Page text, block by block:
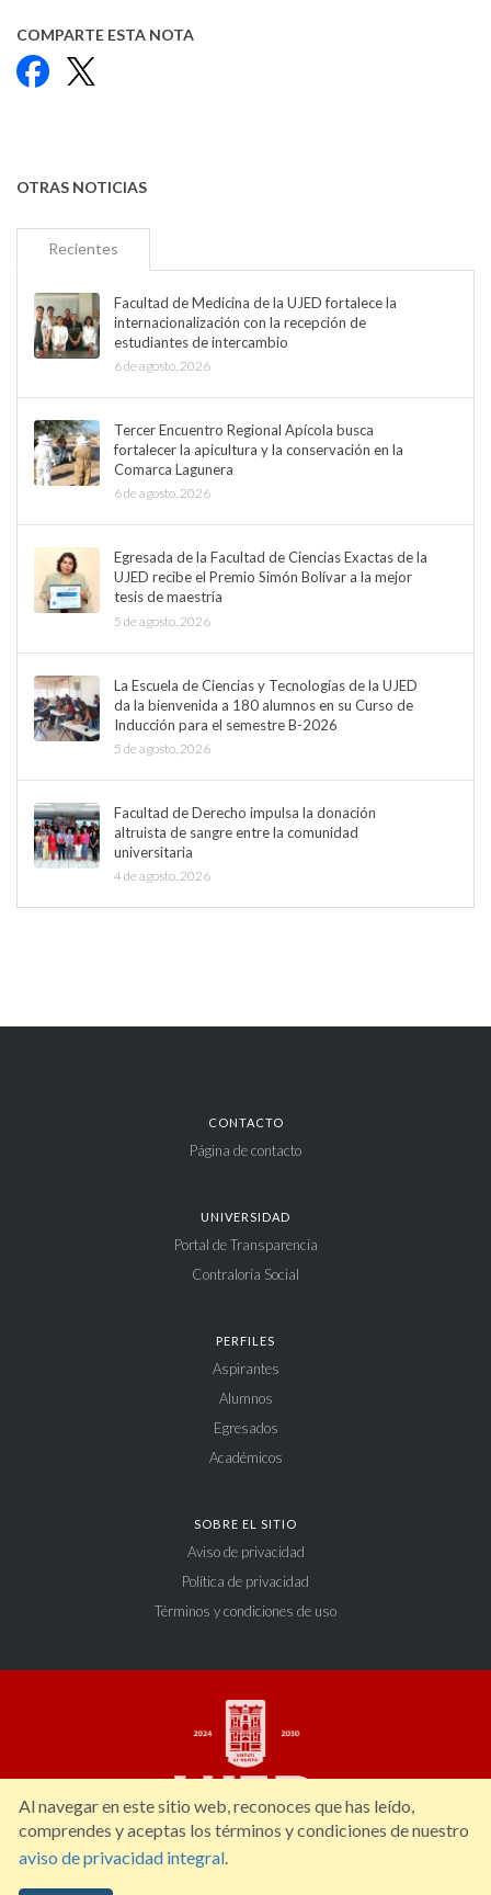
COMPARTE ESTA NOTA
Facebook
OTRAS NOTICIAS
Recientes
Facultad de Medicina de la UJED fortalece la
internacionalización con la recepción de
estudiantes de intercambio
6 de agosto, 2026
Tercer Encuentro Regional Apícola busca
fortalecer la apicultura y la conservación en la
Comarca Lagunera
6 de agosto, 2026
Egresada de la Facultad de Ciencias Exactas de la
UJED recibe el Premio Simón Bolívar a la mejor
tesis de maestría
5 de agosto, 2026
La Escuela de Ciencias y Tecnologías de la UJED
da la bienvenida a 180 alumnos en su Curso de
Inducción para el semestre B-2026
5 de agosto, 2026
Facultad de Derecho impulsa la donación
altruista de sangre entre la comunidad
universitaria
4 de agosto, 2026
CONTACTO
Página de contacto
UNIVERSIDAD
Portal de Transparencia
Contraloría Social
PERFILES
Aspirantes
Alumnos
Egresados
Académicos
SOBRE EL SITIO
Aviso de privacidad
Política de privacidad
Términos y condiciones de uso
Al navegar en este sitio web, reconoces que has leído,
comprendes y aceptas los términos y condiciones de nuestro
aviso de privacidad integral.